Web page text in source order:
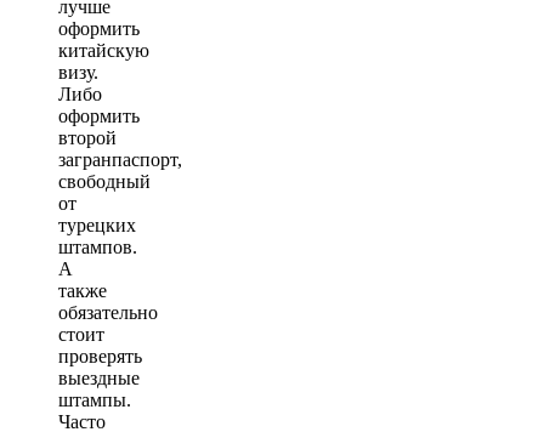
лучше
оформить
китайскую
визу.
Либо
оформить
второй
загранпаспорт,
свободный
от
турецких
штампов.
А
также
обязательно
стоит
проверять
выездные
штампы.
Часто